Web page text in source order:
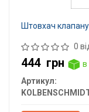
Штовхач клапану
0
444 грн
в
Артикул: